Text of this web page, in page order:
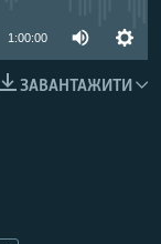
1:00:00
ЗАВАНТАЖИТИ